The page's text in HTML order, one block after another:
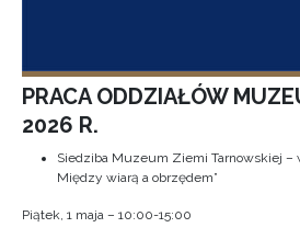
PRACA ODDZIAŁÓW
2026 R.
Siedziba Muzeum Ziemi Tarnowskiej –
Między wiarą a obrzędem”
Piątek, 1 maja – 10:00-15:00